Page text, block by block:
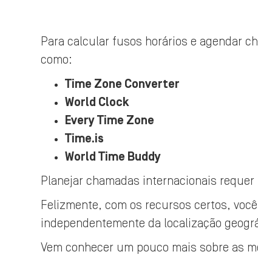
Para calcular fusos horários e agendar
como:
Time Zone Converter
World Clock
Every Time Zone
Time.is
World Time Buddy
Planejar chamadas internacionais
Felizmente, com os recursos certos,
independentemente da localização
Vem conhecer um pouco mais sobre as